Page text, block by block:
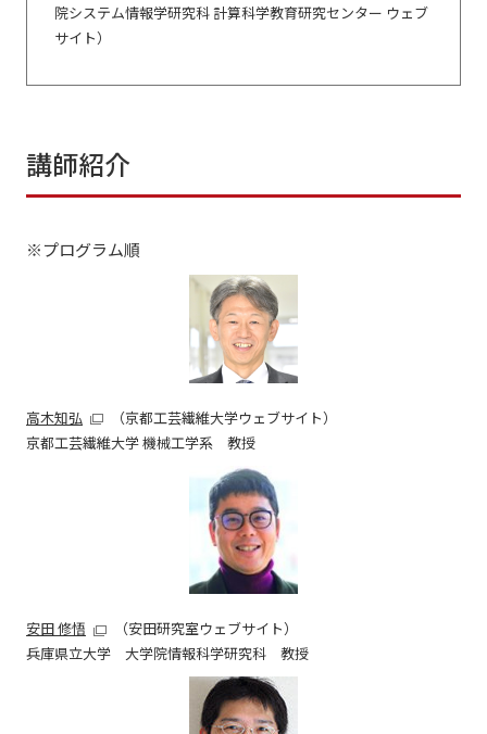
院システム情報学研究科 計算科学教育研究センター ウェブ
サイト）
講師紹介
※プログラム順
高木知弘
（京都工芸繊維大学ウェブサイト）
京都工芸繊維大学 機械工学系 教授
安田 修悟
（安田研究室ウェブサイト）
兵庫県立大学 大学院情報科学研究科 教授